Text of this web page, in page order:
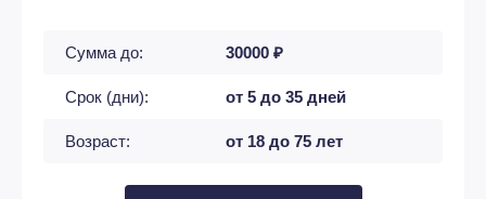
Сумма до: 30000 ₽
Срок (дни): от 5 до 35 дней
Возраст: от 18 до 75 лет